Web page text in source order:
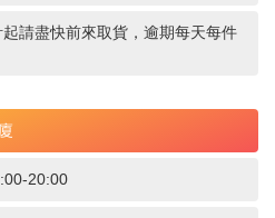
請盡快前來取貨，逾期每天每件
20:00